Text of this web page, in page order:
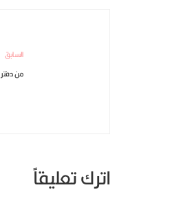
السابق
من
اترك تعليقاً